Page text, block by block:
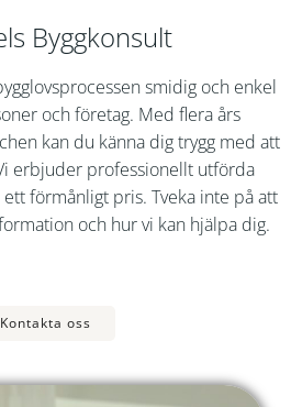
Byggkonsult
smidig och enkel
och företag. Med flera års
kan du känna dig trygg med att
erbjuder professionellt utförda
förmånligt pris. Tveka inte på att
och hur vi kan hjälpa dig.
Kontakta oss